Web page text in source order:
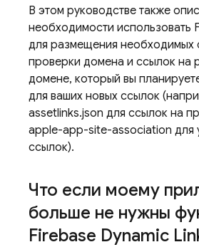
В этом руководстве также
необходимости использовать
для размещения необходимых
проверки домена и ссылок на
домене, который вы
для ваших новых ссылок
assetlinks.json для ссылок на
apple-app-site-association для
ссылок).
Что если моему
больше не нужны
Firebase Dynamic